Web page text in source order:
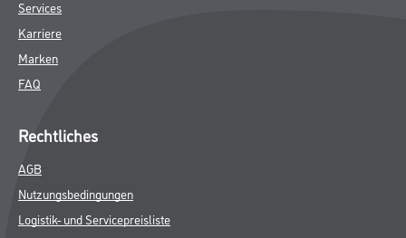
Services
Karriere
Marken
FAQ
Rechtliches
AGB
Nutzungsbedingungen
Logistik- und Servicepreisliste